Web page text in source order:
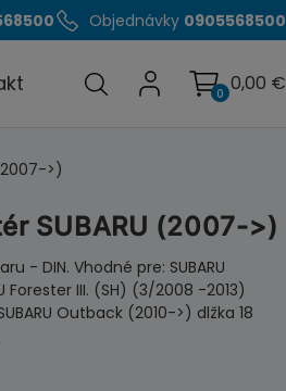
Objednávky 0905568500
0 0,00 €
>)
SUBARU (2007->)
- DIN. Vhodné pre: SUBARU
Forester III. (SH) (3/2008 -2013)
Outback (2010->) dlžka 18